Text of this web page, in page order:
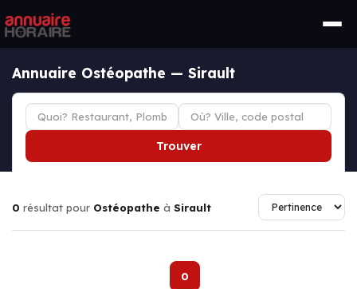
Annuaire Ostéopathe — Sirault
Trouver
0 résultat pour Ostéopathe à Sirault
0